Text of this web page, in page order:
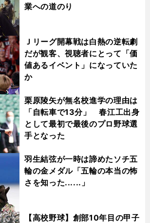
業への道のり
Ｊリーグ開幕戦は白熱の逆転劇
だが観客、視聴者にとって「価
値あるイベント」になっていた
か
栗原陵矢が無名校進学の理由は
「自転車で13分」 春江工出身
として最初で最後のプロ野球選
手となった
羽生結弦が一時は諦めたソチ五
輪の金メダル「五輪の本当の怖
さを知った......」
【高校野球】創部10年目の甲子